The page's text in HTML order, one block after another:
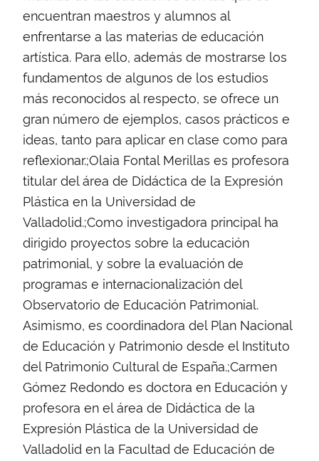
encuentran maestros y alumnos al
enfrentarse a las materias de educación
artística. Para ello, además de mostrarse los
fundamentos de algunos de los estudios
más reconocidos al respecto, se ofrece un
gran número de ejemplos, casos prácticos e
ideas, tanto para aplicar en clase como para
reflexionar.;Olaia Fontal Merillas es profesora
titular del área de Didáctica de la Expresión
Plástica en la Universidad de
Valladolid.;Como investigadora principal ha
dirigido proyectos sobre la educación
patrimonial, y sobre la evaluación de
programas e internacionalización del
Observatorio de Educación Patrimonial.
Asimismo, es coordinadora del Plan Nacional
de Educación y Patrimonio desde el Instituto
del Patrimonio Cultural de España.;Carmen
Gómez Redondo es doctora en Educación y
profesora en el área de Didáctica de la
Expresión Plástica de la Universidad de
Valladolid en la Facultad de Educación de